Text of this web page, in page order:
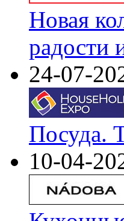
Новая
радости
24-07-
Посуда.
10-04-